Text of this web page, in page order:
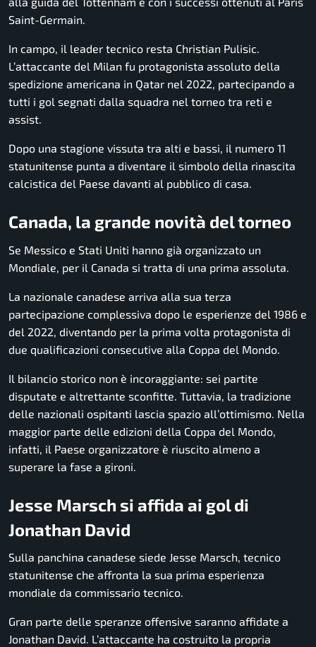
Saint-Germain.
In campo, il leader tecnico resta Christian Pulisic.
L’attaccante del Milan fu protagonista assoluto della
spedizione americana in Qatar nel 2022, partecipando a
tutti i gol segnati dalla squadra nel torneo tra reti e
assist.
Dopo una stagione vissuta tra alti e bassi, il numero 11
statunitense punta a diventare il simbolo della rinascita
calcistica del Paese davanti al pubblico di casa.
Canada, la grande novità del torneo
Se Messico e Stati Uniti hanno già organizzato un
Mondiale, per il Canada si tratta di una prima assoluta.
La nazionale canadese arriva alla sua terza
partecipazione complessiva dopo le esperienze del 1986 e
del 2022, diventando per la prima volta protagonista di
due qualificazioni consecutive alla Coppa del Mondo.
Il bilancio storico non è incoraggiante: sei partite
disputate e altrettante sconfitte. Tuttavia, la tradizione
delle nazionali ospitanti lascia spazio all’ottimismo. Nella
maggior parte delle edizioni della Coppa del Mondo,
infatti, il Paese organizzatore è riuscito almeno a
superare la fase a gironi.
Jesse Marsch si affida ai gol di
Jonathan David
Sulla panchina canadese siede Jesse Marsch, tecnico
statunitense che affronta la sua prima esperienza
mondiale da commissario tecnico.
Gran parte delle speranze offensive saranno affidate a
Jonathan David. L’attaccante ha costruito la propria